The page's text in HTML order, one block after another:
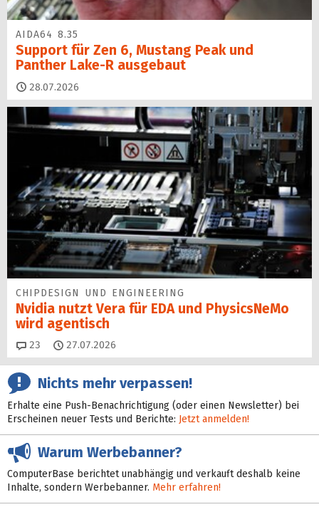
AIDA64 8.35
Support für Zen 6, Mustang Peak und
Panther Lake-R ausgebaut
28.07.2026
CHIPDESIGN UND ENGINEERING
Nvidia nutzt Vera für EDA und PhysicsNeMo
wird agentisch
23 Kommentare
27.07.2026
Nichts mehr verpassen!
Erhalte eine Push-Benachrichtigung (oder einen Newsletter) bei
Erscheinen neuer Tests und Berichte: Jetzt anmelden!
Warum Werbebanner?
ComputerBase berichtet unabhängig und verkauft deshalb keine
Inhalte, sondern Werbebanner. Mehr erfahren!